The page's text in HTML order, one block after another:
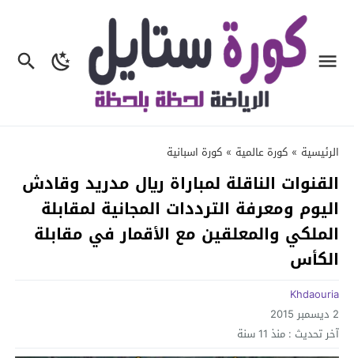
الرئيسية » كورة عالمية » كورة اسبانية
القنوات الناقلة لمباراة ريال مدريد وقادش
اليوم ومعرفة الترددات المجانية لمقابلة
الملكي والمعلقين مع الأقمار في مقابلة
الكأس
Khdaouria
2 ديسمبر 2015
آخر تحديث : منذ 11 سنة